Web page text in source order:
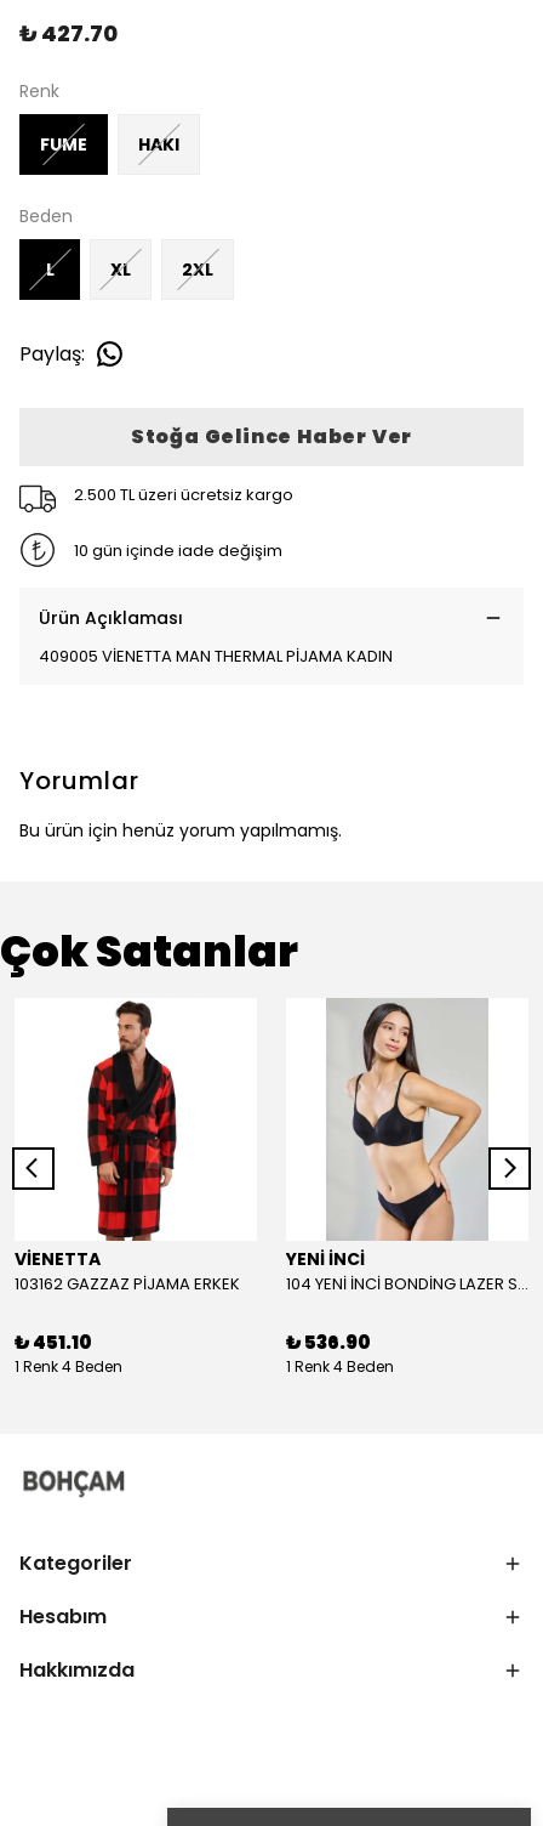
₺ 427.70
Renk
FUME HAKI
Beden
L XL 2XL
Paylaş:
Stoğa Gelince Haber Ver
2.500 TL üzeri ücretsiz kargo
10 gün içinde iade değişim
Ürün Açıklaması
409005 VİENETTA MAN THERMAL PİJAMA KADIN
Yorumlar
Bu ürün için henüz yorum yapılmamış.
Çok Satanlar
VİENETTA
103162 GAZZAZ PİJAMA ERKEK
₺ 451.10
1 Renk 4 Beden
YENİ İNCİ
104 YENİ İNCİ BONDİNG LAZER SÜTYEN KADIN
₺ 536.90
1 Renk 4 Beden
Kategoriler
Hesabım
Hakkımızda